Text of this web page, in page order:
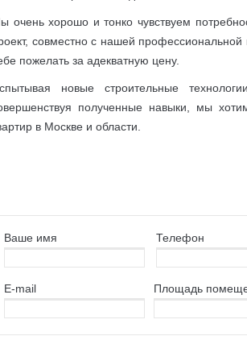
очень хорошо и тонко чувствуем
совместно с нашей
пожелать за адекватную цену.
новые строительные
полученные навыки, мы
в Москве и области.
Ваше имя Телефон
E-mail Площaдь